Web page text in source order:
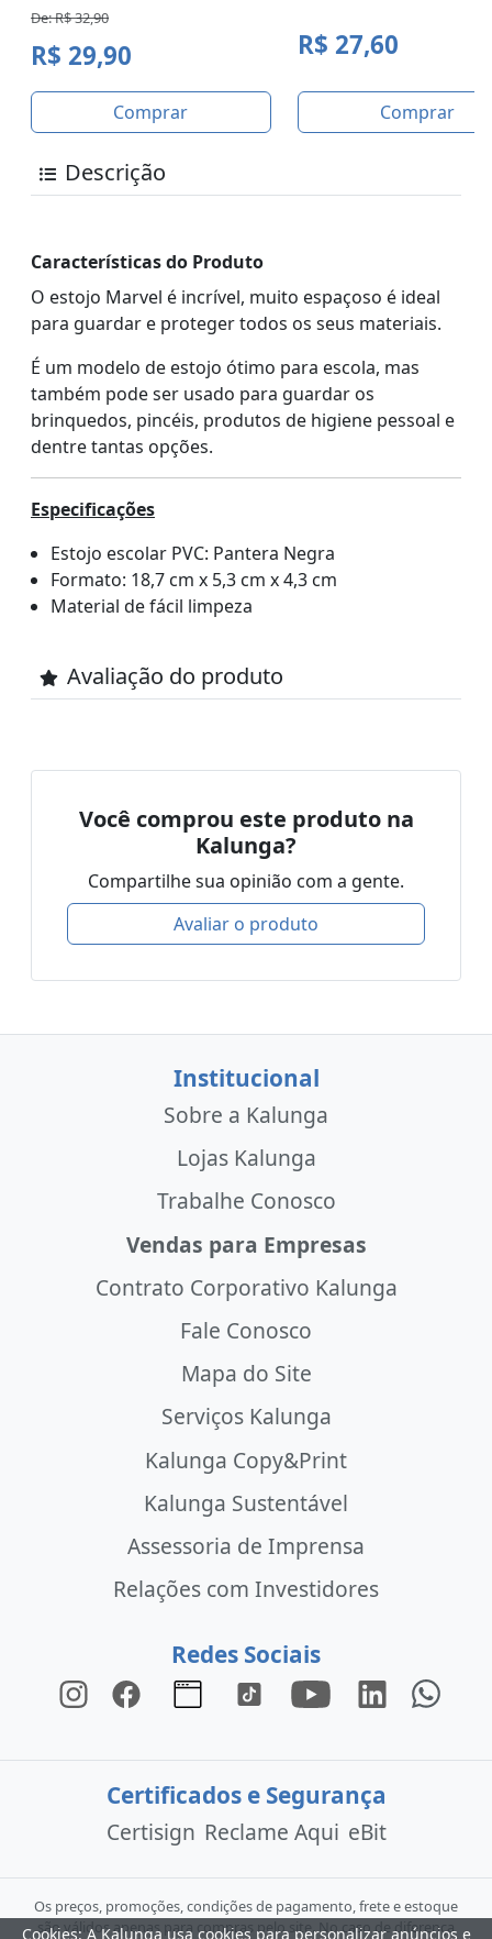
De: R$ 32,90
R$ 29,90
Comprar
R$ 27,60
Comprar
Descrição
Características do Produto
O estojo Marvel é incrível, muito espaçoso é ideal
para guardar e proteger todos os seus materiais.
É um modelo de estojo ótimo para escola, mas
também pode ser usado para guardar os
brinquedos, pincéis, produtos de higiene pessoal e
dentre tantas opções.
Especificações
Estojo escolar PVC: Pantera Negra
Formato: 18,7 cm x 5,3 cm x 4,3 cm
Material de fácil limpeza
Avaliação do produto
Você comprou este produto na
Kalunga?
Compartilhe sua opinião com a gente.
Avaliar o produto
Institucional
Sobre a Kalunga
Lojas Kalunga
Trabalhe Conosco
Vendas para Empresas
Contrato Corporativo Kalunga
Fale Conosco
Mapa do Site
Serviços Kalunga
Kalunga Copy&Print
Kalunga Sustentável
Assessoria de Imprensa
Relações com Investidores
Redes Sociais
Certificados e Segurança
Certisign Reclame Aqui eBit
Os preços, promoções, condições de pagamento, frete e estoque
são válidos apenas para compras pelo site. No caso de diferença
Cookies: A Kalunga usa cookies para personalizar anúncios e